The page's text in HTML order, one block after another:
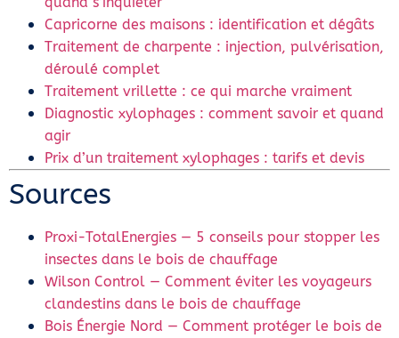
Capricorne des maisons : identification et dégâts
Traitement de charpente : injection, pulvérisation,
déroulé complet
Traitement vrillette : ce qui marche vraiment
Diagnostic xylophages : comment savoir et quand
agir
Prix d’un traitement xylophages : tarifs et devis
Sources
Proxi-TotalEnergies — 5 conseils pour stopper les
insectes dans le bois de chauffage
Wilson Control — Comment éviter les voyageurs
clandestins dans le bois de chauffage
Bois Énergie Nord — Comment protéger le bois de